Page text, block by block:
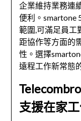
企業維持業務連
便利。smartone
範圍,可滿足員工
距協作等方面的
性。選擇
遠程工作新常態
支援在家